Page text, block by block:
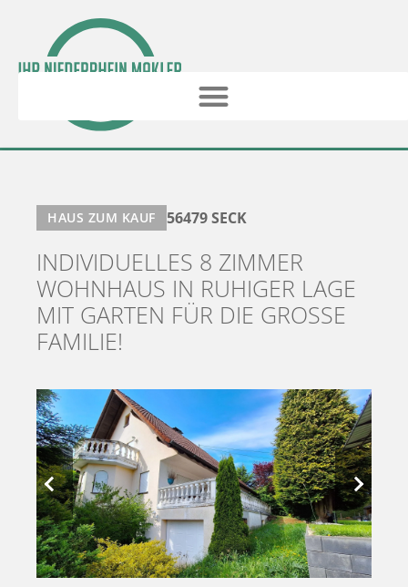
HAUS ZUM KAUF 56479 SECK
INDIVIDUELLES 8 ZIMMER
WOHNHAUS IN RUHIGER LAGE
MIT GARTEN FÜR DIE GROSSE F
AMILIE!